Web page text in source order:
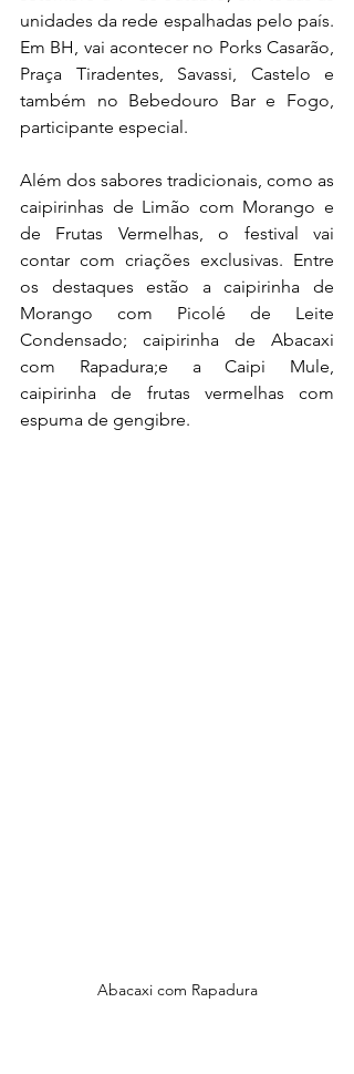
unidades da rede espalhadas pelo país.
Em BH, vai acontecer no Porks Casarão,
Praça Tiradentes, Savassi, Castelo e
também no Bebedouro Bar e Fogo,
participante especial.
Além dos sabores tradicionais, como as
caipirinhas de Limão com Morango e
de Frutas Vermelhas, o festival vai
contar com criações exclusivas. Entre
os destaques estão a caipirinha de
Morango com Picolé de Leite
Condensado; caipirinha de Abacaxi
com Rapadura;e a Caipi Mule,
caipirinha de frutas vermelhas com
espuma de gengibre.
Abacaxi com Rapadura